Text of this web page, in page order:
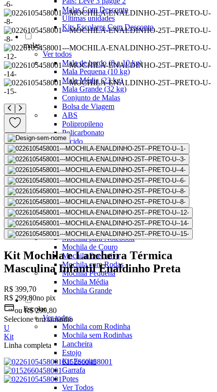
Malas Com Desconto
Últimas unidades
Kits Escolares Com Desconto
malas
Ver todos
Mala de bordo (8 a 10 kg)
Mala Pequena (10 kg)
Mala Média (23 kg)
Mala Grande (32 kg)
Conjunto de Malas
Bolsa de Viagem
ABS
Polipropileno
Policarbonato
Tecido
Para Levar à Bordo
Para Despachar
Mochilas
Ver todos
Mochilas Masculinas
Mochilas Femininas
Mochilas Escolares
Mochilas Juvenis
Ver Todos
Mochila para Notebook
Mochila de Couro
Mochila Executiva
Mochila com Rodas
Mochila Pequena
Mochila Média
Mochila Grande
Escolar
Ver todos
Mochila com Rodinha
Mochila sem Rodinhas
Lancheira
Estojo
Kit Escolar
Garrafa
Potes
Ver Todos
Kit Mochila e Lancheira Térmica
Masculina Infantil Enaldinho Preta
R$ 399,70
R$ 299,80no pix
ouR$ 299,80
Selecione um tamanho
U
Kit
Linha completa